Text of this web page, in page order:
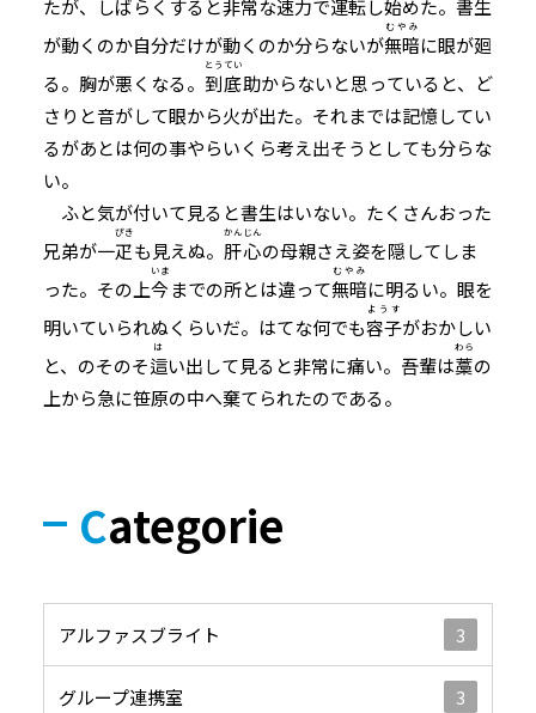
たが、しばらくすると非常な速力で運転し始めた。書生
が動くのか自分だけが動くのか分らないが無暗
むやみ
に眼が廻
る。胸が悪くなる。 到底
とうてい
助からないと思っていると、ど
さりと音がして眼から火が出た。それまでは記憶してい
るがあとは何の事やらいくら考え出そうとしても分らな
い。
ふと気が付いて見ると書生はいない。たくさんおった
兄弟が一疋
ぴき
も見えぬ。 肝心
かんじん
の母親さえ姿を隠してしま
った。その上今
いま
までの所とは違って無暗
むやみ
に明るい。眼を
明いていられぬくらいだ。はてな何でも容子
ようす
がおかしい
と、のそのそ這
は
い出して見ると非常に痛い。吾輩は藁
わら
の
上から急に笹原の中へ棄てられたのである。
Categorie
アルファスブライト 3
グループ連携室 3